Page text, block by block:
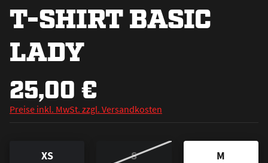
T-SHIRT BASIC
LADY
25,00 €
Preise inkl. MwSt. zzgl. Versandkosten
XS S M